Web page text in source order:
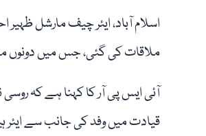
اسلام آباد، ایئر چیف مارشل
ملاقات کی گئی، جس میں دونوں
آئی ایس پی آر کا کہنا ہے کہ روسی
قیادت میں وفد کی جانب سے ایئر